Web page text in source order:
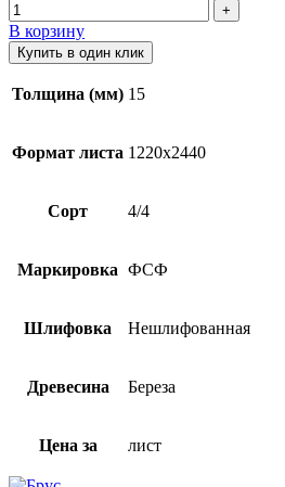
В корзину
Купить в один клик
Толщина (мм) 15
Формат листа 1220х2440
Сорт 4/4
Маркировка ФСФ
Шлифовка Нешлифованная
Древесина Береза
Цена за лист